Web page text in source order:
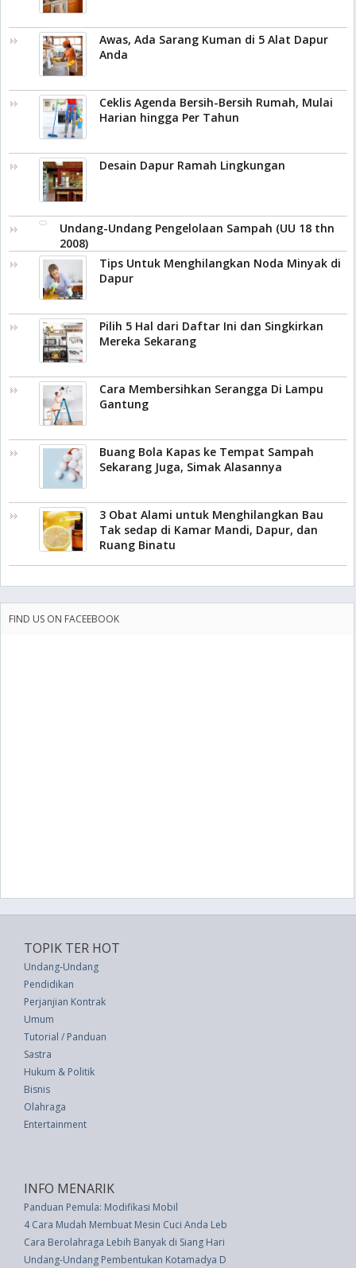
Awas, Ada Sarang Kuman di 5 Alat Dapur
Anda
Ceklis Agenda Bersih-Bersih Rumah, Mulai
Harian hingga Per Tahun
Desain Dapur Ramah Lingkungan
Undang-Undang Pengelolaan Sampah (UU 18 thn
2008)
Tips Untuk Menghilangkan Noda Minyak di
Dapur
Pilih 5 Hal dari Daftar Ini dan Singkirkan
Mereka Sekarang
Cara Membersihkan Serangga Di Lampu
Gantung
Buang Bola Kapas ke Tempat Sampah
Sekarang Juga, Simak Alasannya
3 Obat Alami untuk Menghilangkan Bau
Tak sedap di Kamar Mandi, Dapur, dan
Ruang Binatu
FIND US ON FACEEBOOK
TOPIK TER HOT
Undang-Undang
Pendidikan
Perjanjian Kontrak
Umum
Tutorial / Panduan
Sastra
Hukum & Politik
Bisnis
Olahraga
Entertainment
INFO MENARIK
Panduan Pemula: Modifikasi Mobil
4 Cara Mudah Membuat Mesin Cuci Anda Lebih Lama
Cara Berolahraga Lebih Banyak di Siang Hari
Undang-Undang Pembentukan Kotamadya Daerah Tingkat Ii Bekasi (UU